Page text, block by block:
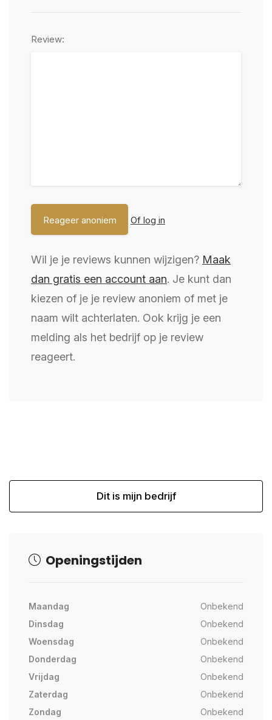
Review:
Of log in
Wil je je reviews kunnen wijzigen? Maak
dan gratis een account aan. Je kunt dan
kiezen of je je review anoniem of met je
naam wilt achterlaten. Ook krijg je een
melding als het bedrijf op je review
reageert.
Dit is mijn bedrijf
Openingstijden
Maandag
Onbekend
Dinsdag
Onbekend
Woensdag
Onbekend
Donderdag
Onbekend
Vrijdag
Onbekend
Zaterdag
Onbekend
Zondag
Onbekend